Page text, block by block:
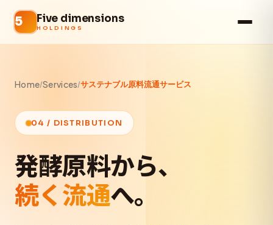
Five dimensions
HOLDINGS
Home/Services/サステナブル原料流通サービス
04 / DISTRIBUTION
発酵原料から、
続く流通へ。